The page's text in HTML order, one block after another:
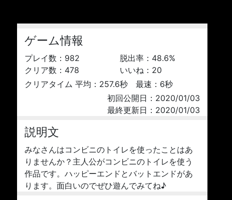
ゲーム情報
プレイ数： 982
クリア数： 478
脱出率： 48.6%
いいね： 20
クリアタイム 平均：257.6秒 最速：6秒
初回公開日：2020/01/03
最終更新日：2020/01/03
説明文
みなさんはコンビニのトイレを使ったことはあ
りませんか？主人公がコンビニのトイレを使う
作品です。ハッピーエンドとバットエンドがあ
ります。面白いのでぜひ遊んでみてね♪